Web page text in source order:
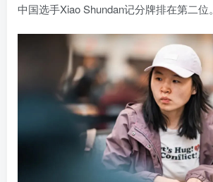
中国选手Xiao Shundan记分牌排在第二位。